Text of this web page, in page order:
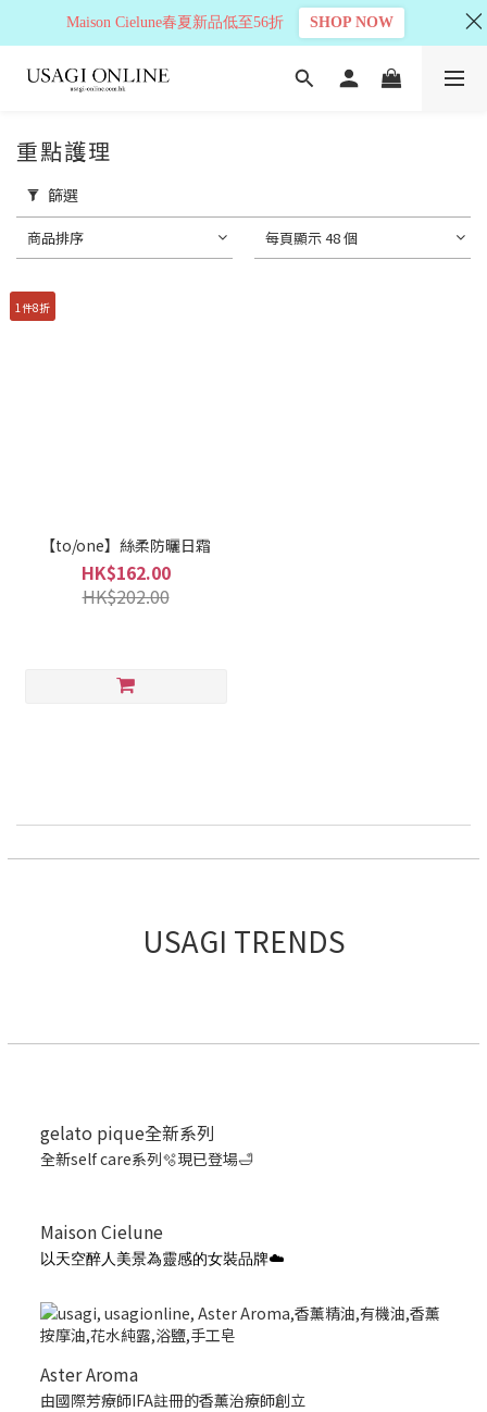
重點護理
篩選
商品排序 每頁顯示 48 個
1件8折
【to/one】絲柔防曬日霜
HK$162.00
HK$202.00
USAGI TRENDS
gelato pique全新系列
全新self care系列🫧現已登場🛁
Maison Cielune
以天空醉人美景為靈感的女裝品牌☁️
Aster Aroma
由國際芳療師IFA註冊的香薰治療師創立
Maison Cielune春夏新品低至56折 SHOP NOW